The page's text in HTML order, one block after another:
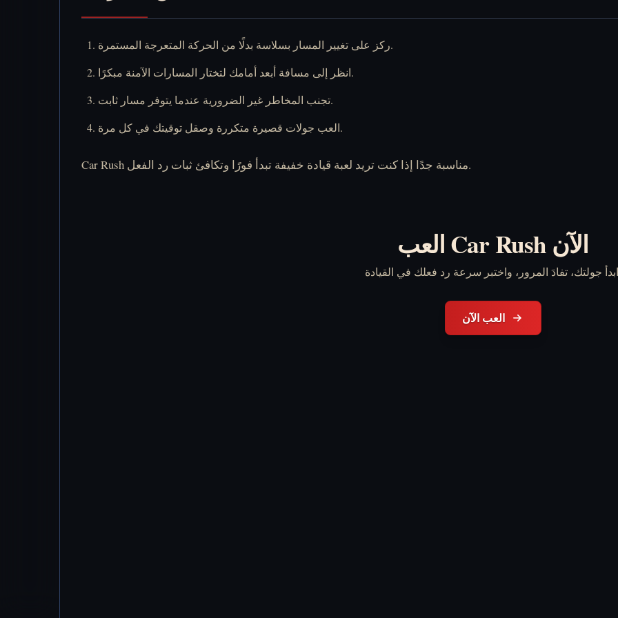
ركز على تغيير المسار بسلاسة بدلًا من الحركة المتعرجة المستمرة.
انظر إلى مسافة أبعد أمامك لتختار المسارات الآمنة مبكرًا.
تجنب المخاطر غير الضرورية عندما يتوفر مسار ثابت.
العب جولات قصيرة متكررة وصقل توقيتك في كل مرة.
Car Rush مناسبة جدًا إذا كنت تريد لعبة قيادة خفيفة تبدأ فورًا وتكافئ ثبات رد الفعل.
العب Car Rush الآن
العب الآن